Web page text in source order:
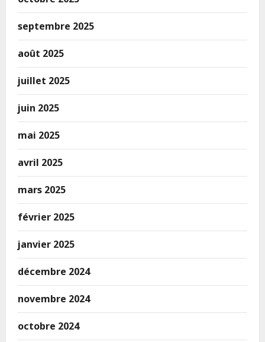
septembre 2025
août 2025
juillet 2025
juin 2025
mai 2025
avril 2025
mars 2025
février 2025
janvier 2025
décembre 2024
novembre 2024
octobre 2024